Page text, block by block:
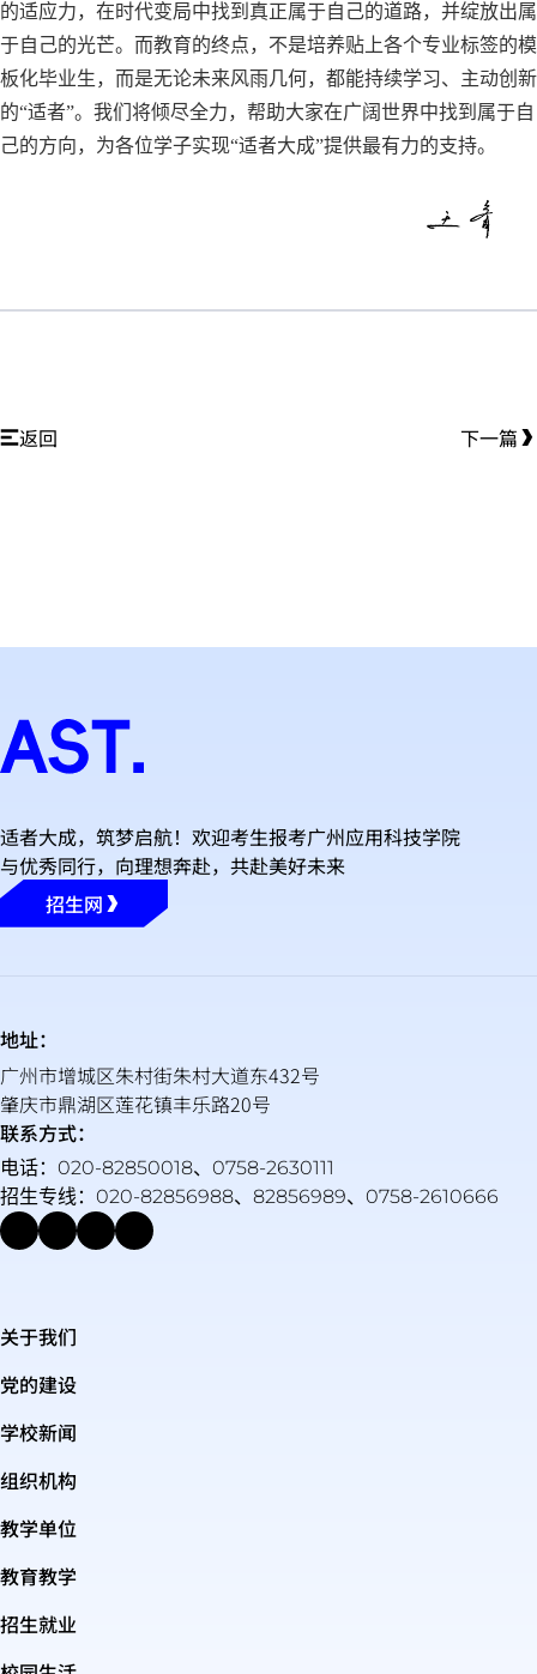
的适应力，在时代变局中找到真正属于自己的道路，并绽放出属
于自己的光芒。而教育的终点，不是培养贴上各个专业标签的模
板化毕业生，而是无论未来风雨几何，都能持续学习、主动创新
的“适者”。我们将倾尽全力，帮助大家在广阔世界中找到属于自
己的方向，为各位学子实现“适者大成”提供最有力的支持。
返回 下一篇
适者大成，筑梦启航！欢迎考生报考广州应用科技学院
与优秀同行，向理想奔赴，共赴美好未来
招生网
地址：
广州市增城区朱村街朱村大道东432号
肇庆市鼎湖区莲花镇丰乐路20号
联系方式：
电话：020-82850018、0758-2630111
招生专线：020-82856988、82856989、0758-2610666
关于我们
党的建设
学校新闻
组织机构
教学单位
教育教学
招生就业